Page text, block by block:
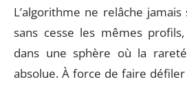
L’algorithme ne relâche
sans cesse les mêmes
dans une sphère où la
absolue. À force de faire